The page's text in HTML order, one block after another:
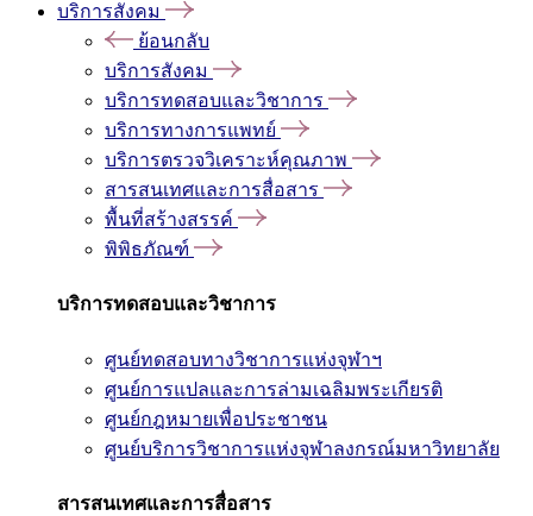
บริการสังคม
ย้อนกลับ
บริการสังคม
บริการทดสอบและวิชาการ
บริการทางการแพทย์
บริการตรวจวิเคราะห์คุณภาพ
สารสนเทศและการสื่อสาร
พื้นที่สร้างสรรค์
พิพิธภัณฑ์
บริการทดสอบและวิชาการ
ศูนย์ทดสอบทางวิชาการแห่งจุฬาฯ
ศูนย์การแปลและการล่ามเฉลิมพระเกียรติ
ศูนย์กฎหมายเพื่อประชาชน
ศูนย์บริการวิชาการแห่งจุฬาลงกรณ์มหาวิทยาลัย
สารสนเทศและการสื่อสาร